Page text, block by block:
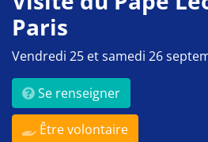
Paris
Vendredi 25 et samedi 26
Se renseigner
Être volontaire